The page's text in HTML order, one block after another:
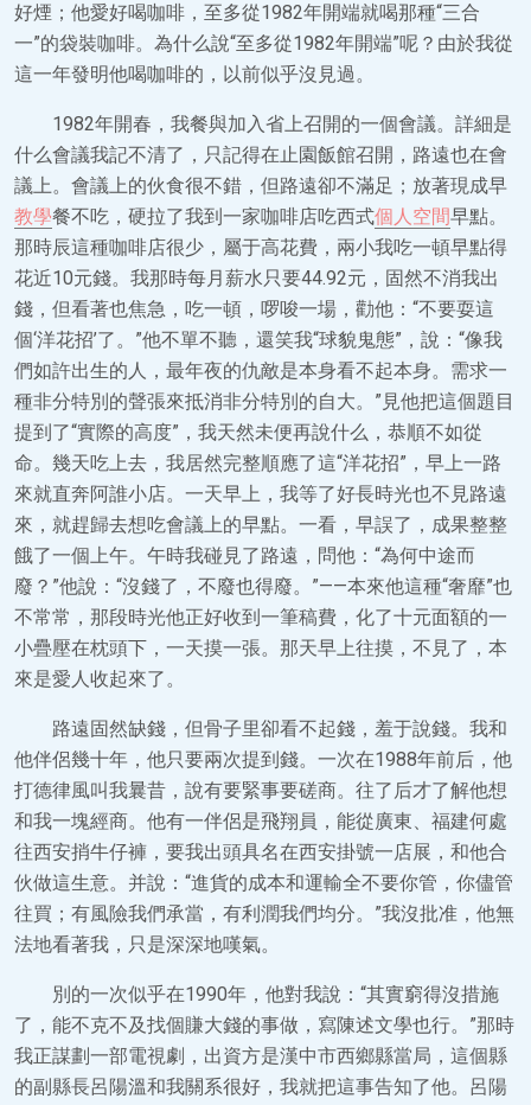
好煙；他愛好喝咖啡，至多從1982年開端就喝那種“三合
一”的袋裝咖啡。為什么說“至多從1982年開端”呢？由於我從
這一年發明他喝咖啡的，以前似乎沒見過。
1982年開春，我餐與加入省上召開的一個會議。詳細是
什么會議我記不清了，只記得在止園飯館召開，路遠也在會
議上。會議上的伙食很不錯，但路遠卻不滿足；放著現成早
教學餐不吃，硬拉了我到一家咖啡店吃西式個人空間早點。
那時辰這種咖啡店很少，屬于高花費，兩小我吃一頓早點得
花近10元錢。我那時每月薪水只要44.92元，固然不消我出
錢，但看著也焦急，吃一頓，啰唆一場，勸他：“不要耍這
個‘洋花招’了。”他不單不聽，還笑我“球貌鬼態”，說：“像我
們如許出生的人，最年夜的仇敵是本身看不起本身。需求一
種非分特別的聲張來抵消非分特別的自大。”見他把這個題目
提到了“實際的高度”，我天然未便再說什么，恭順不如從
命。幾天吃上去，我居然完整順應了這“洋花招”，早上一路
來就直奔阿誰小店。一天早上，我等了好長時光也不見路遠
來，就趕歸去想吃會議上的早點。一看，早誤了，成果整整
餓了一個上午。午時我碰見了路遠，問他：“為何中途而
廢？”他說：“沒錢了，不廢也得廢。”——本來他這種“奢靡”也
不常常，那段時光他正好收到一筆稿費，化了十元面額的一
小疊壓在枕頭下，一天摸一張。那天早上往摸，不見了，本
來是愛人收起來了。
路遠固然缺錢，但骨子里卻看不起錢，羞于說錢。我和
他伴侶幾十年，他只要兩次提到錢。一次在1988年前后，他
打德律風叫我曩昔，說有要緊事要磋商。往了后才了解他想
和我一塊經商。他有一伴侶是飛翔員，能從廣東、福建何處
往西安捎牛仔褲，要我出頭具名在西安掛號一店展，和他合
伙做這生意。并說：“進貨的成本和運輸全不要你管，你儘管
往買；有風險我們承當，有利潤我們均分。”我沒批准，他無
法地看著我，只是深深地嘆氣。
別的一次似乎在1990年，他對我說：“其實窮得沒措施
了，能不克不及找個賺大錢的事做，寫陳述文學也行。”那時
我正謀劃一部電視劇，出資方是漢中市西鄉縣當局，這個縣
的副縣長呂陽溫和我關系很好，我就把這事告知了他。呂陽